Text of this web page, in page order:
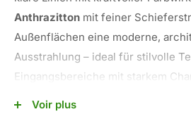
Anthrazitton mit feiner
Außenflächen eine moderne,
Ausstrahlung – ideal für stilvolle
Eingangsbereiche mit starkem
Dank ihrer20 mm Stärke
Voir plus